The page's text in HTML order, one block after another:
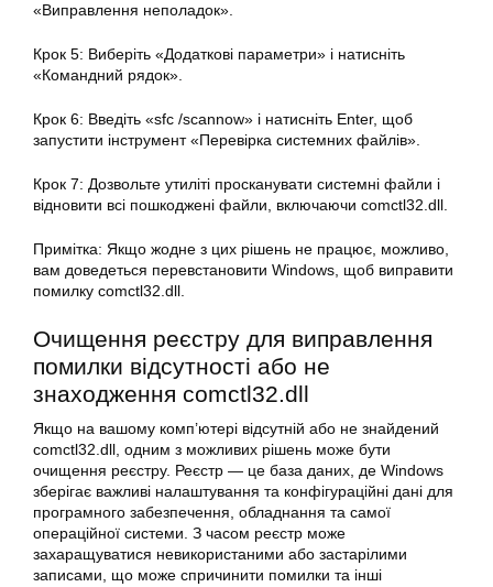
«Виправлення неполадок».
Крок 5: Виберіть «Додаткові параметри» і натисніть
«Командний рядок».
Крок 6: Введіть «sfc /scannow» і натисніть Enter, щоб
запустити інструмент «Перевірка системних файлів».
Крок 7: Дозвольте утиліті просканувати системні файли і
відновити всі пошкоджені файли, включаючи comctl32.dll.
Примітка: Якщо жодне з цих рішень не працює, можливо,
вам доведеться перевстановити Windows, щоб виправити
помилку comctl32.dll.
Очищення реєстру для виправлення
помилки відсутності або не
знаходження comctl32.dll
Якщо на вашому комп’ютері відсутній або не знайдений
comctl32.dll, одним з можливих рішень може бути
очищення реєстру. Реєстр — це база даних, де Windows
зберігає важливі налаштування та конфігураційні дані для
програмного забезпечення, обладнання та самої
операційної системи. З часом реєстр може
захаращуватися невикористаними або застарілими
записами, що може спричинити помилки та інші